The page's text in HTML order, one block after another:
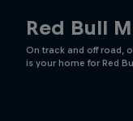
Red Bull
On track and off road,
is your home for Red